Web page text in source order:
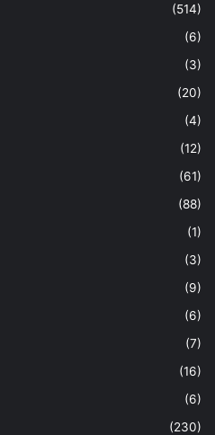
(514)
(6)
(3)
(20)
(4)
(12)
(61)
(88)
(1)
(3)
(9)
(6)
(7)
(16)
(6)
(230)